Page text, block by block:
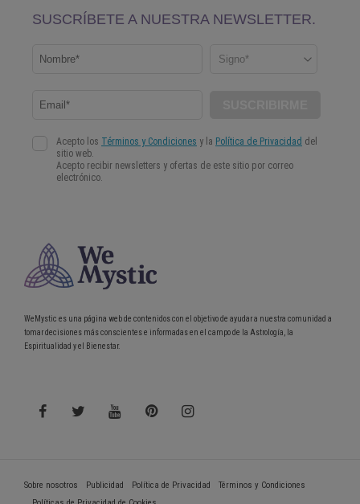
WeMystic es una página web de contenidos con el objetivo de ayudar a nuestra comunidad a
tomar decisiones más conscientes e informadas en el campo de la Astrología, la
Espiritualidad y el Bienestar.
Sobre nosotros Publicidad Política de Privacidad
Términos y Condiciones